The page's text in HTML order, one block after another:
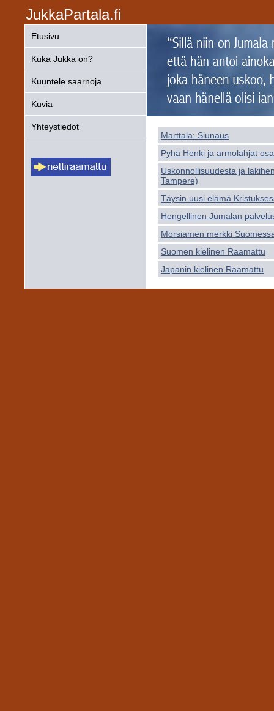
JukkaPartala.fi
Etusivu
Kuka Jukka on?
Kuuntele saarnoja
Kuvia
Yhteystiedot
Marttala: Siunaus
Pyhä Henki ja armolahjat
Uskonnollisuudesta ja
Tampere)
Täysin uusi elämä
Hengellinen Jumalan
Morsiamen merkki
Suomen kielinen Raamattu
Japanin kielinen Raamattu